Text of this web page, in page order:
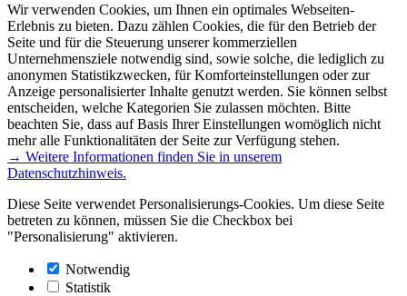
Wir verwenden Cookies, um Ihnen ein optimales Webseiten-
Erlebnis zu bieten. Dazu zählen Cookies, die für den Betrieb der
Seite und für die Steuerung unserer kommerziellen
Unternehmensziele notwendig sind, sowie solche, die lediglich zu
anonymen Statistikzwecken, für Komforteinstellungen oder zur
Anzeige personalisierter Inhalte genutzt werden. Sie können selbst
entscheiden, welche Kategorien Sie zulassen möchten. Bitte
beachten Sie, dass auf Basis Ihrer Einstellungen womöglich nicht
mehr alle Funktionalitäten der Seite zur Verfügung stehen.
→ Weitere Informationen finden Sie in unserem
Datenschutzhinweis.
Diese Seite verwendet Personalisierungs-Cookies. Um diese Seite
betreten zu können, müssen Sie die Checkbox bei
"Personalisierung" aktivieren.
Notwendig
Statistik